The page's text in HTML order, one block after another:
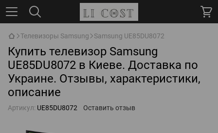
Телевизоры Samsung Samsung UE85DU8072
Купить телевизор Samsung
UE85DU8072 в Киеве. Доставка по
Украине. Отзывы, характеристики,
описание
Артикул: UE85DU8072 Оставить отзыв